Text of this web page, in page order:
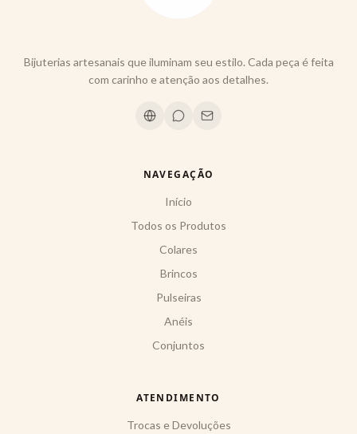
Bijuterias artesanais que iluminam seu estilo. Cada peça é feita
com carinho e atenção aos detalhes.
NAVEGAÇÃO
Início
Todos os Produtos
Colares
Brincos
Pulseiras
Anéis
Conjuntos
ATENDIMENTO
Trocas e Devoluções